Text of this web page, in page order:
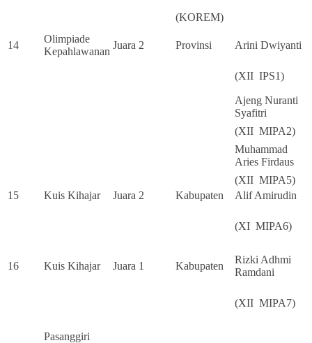
(KOREM)
14
Olimpiade
Kepahlawanan
Juara 2 Provinsi Arini Dwiyanti
(XII IPS1)
Ajeng Nuranti
Syafitri
(XII MIPA2)
Muhammad
Aries Firdaus
(XII MIPA5)
15
Kuis Kihajar Juara 2 Kabupaten Alif Amirudin
(XI MIPA6)
16 Kuis Kihajar Juara 1 Kabupaten
Rizki Adhmi
Ramdani
(XII MIPA7)
Pasanggiri